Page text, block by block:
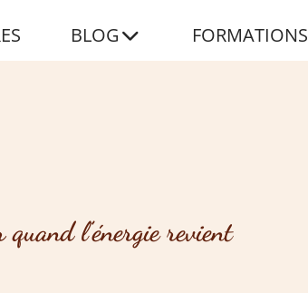
BLOG FORMATIONS
quand l’énergie revient